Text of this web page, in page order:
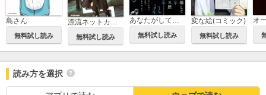
島さん
無料試し読み 無料試し読み
あなたがしてくれなくても
無料試し読み
変な絵(コミック)
無料試し読み
読み方を選択